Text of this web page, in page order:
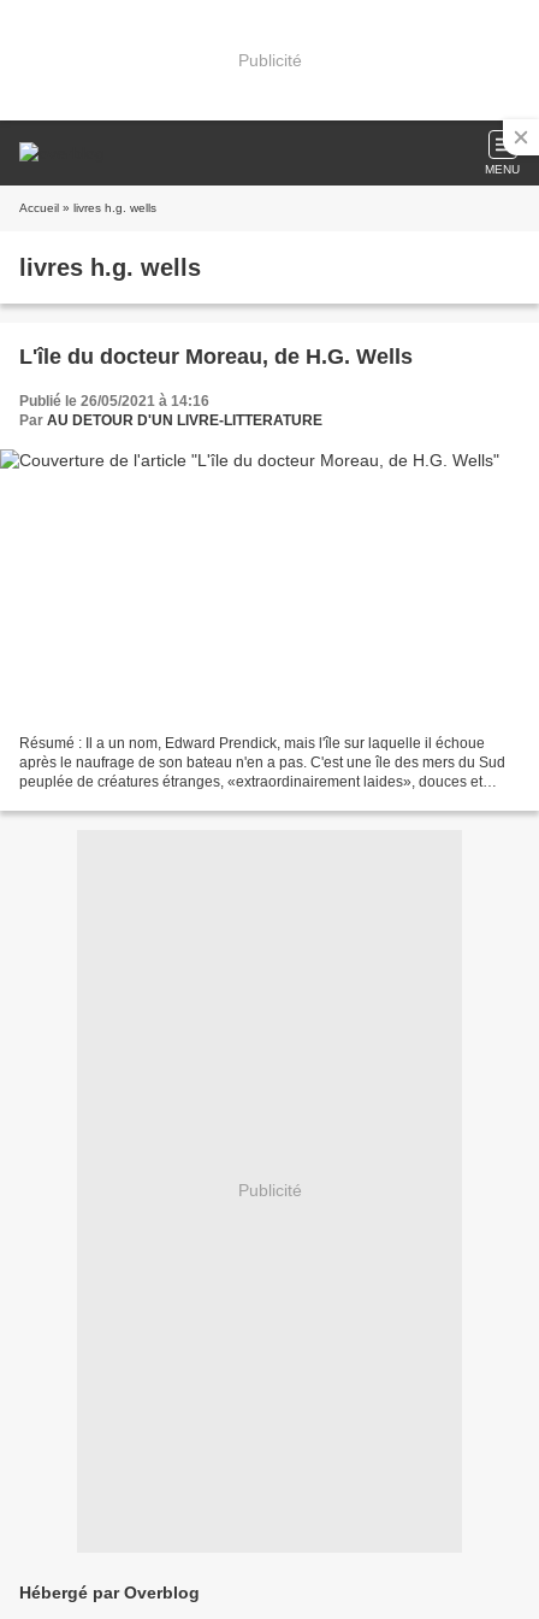
Publicité
MENU
Accueil » livres h.g. wells
livres h.g. wells
L'île du docteur Moreau, de H.G. Wells
Publié le 26/05/2021 à 14:16
Par AU DETOUR D'UN LIVRE-LITTERATURE
Résumé : Il a un nom, Edward Prendick, mais l'île sur laquelle il échoue
après le naufrage de son bateau n'en a pas. C'est une île des mers du Sud
peuplée de créatures étranges, «extraordinairement laides», douces et
Publicité
Hébergé par Overblog